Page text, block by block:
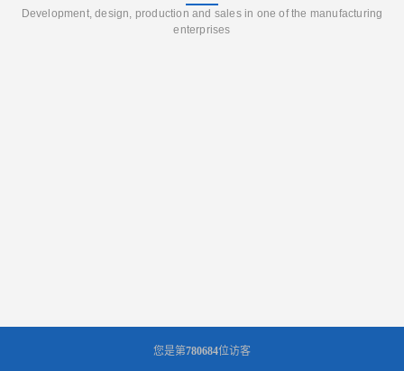
Development, design, production and sales in one of the manufacturing
enterprises
您是第780684位访客